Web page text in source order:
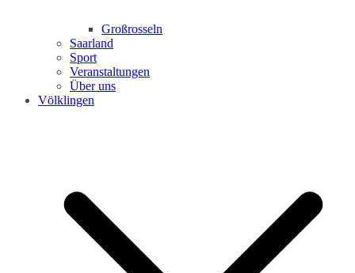
Großrosseln
Saarland
Sport
Veranstaltungen
Über uns
Völklingen